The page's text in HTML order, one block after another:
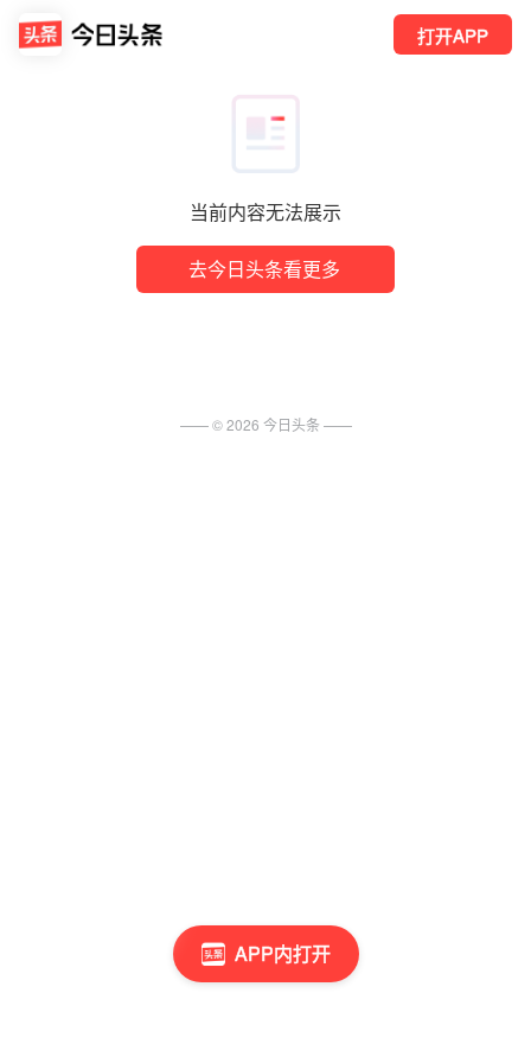
当前内容无法展示
去今日头条看更多
打开APP
APP内打开
—— ©2026 今日头条 ——